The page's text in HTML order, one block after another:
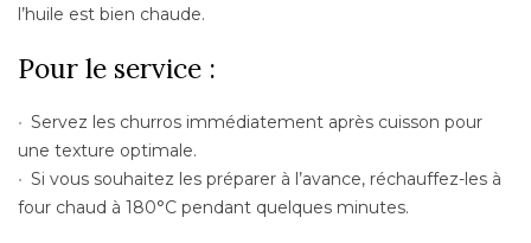
l’huile est bien chaude.
Pour le service :
Servez les churros immédiatement après cuisson pour
une texture optimale.
Si vous souhaitez les préparer à l’avance, réchauffez-les à
four chaud à 180°C pendant quelques minutes.